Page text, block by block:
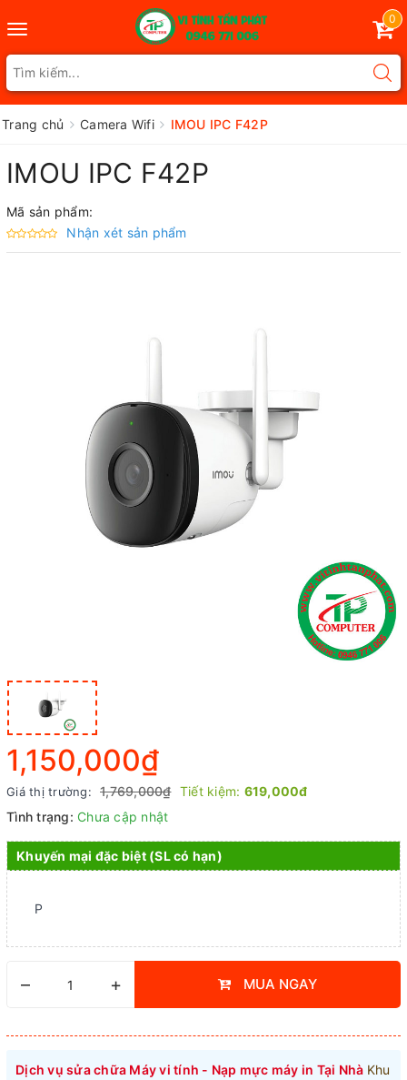
Toggle
navigation
0
Trang chủ Camera Wifi IMOU IPC F42P
IMOU IPC F42P
Mã sản phẩm:
Nhận xét sản phẩm
1,150,000₫
Giá thị trường: 1,769,000₫ Tiết kiệm: 619,000đ
Tình trạng: Chưa cập nhật
Khuyến mại đặc biệt (SL có hạn)
P
– + MUA NGAY
Dịch vụ sửa chữa Máy vi tính - Nạp mực máy in Tại Nhà Khu